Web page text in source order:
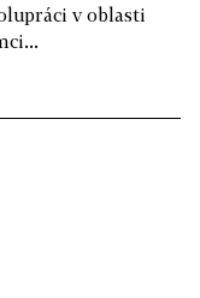
v oblasti